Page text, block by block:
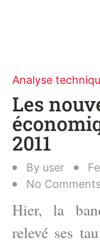
Analyse
Les
2011
By user
No
Hier, la
relevé ses